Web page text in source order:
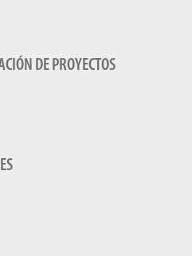
DE PROYECTOS